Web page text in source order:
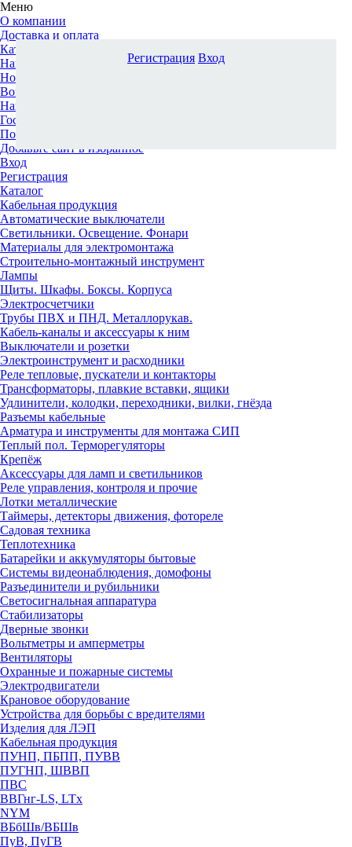
Меню
О компании
Доставка и оплата
Каталог
Наши офисы
Новости и новинки
Вопрос-ответ
Наша команда
Гос. заказчикам
Поставщикам
Добавьте сайт в избранное
Вход
Регистрация
Каталог
Кабельная продукция
Автоматические выключатели
Светильники. Освещение. Фонари
Материалы для электромонтажа
Строительно-монтажный инструмент
Лампы
Щиты. Шкафы. Боксы. Корпуса
Электросчетчики
Трубы ПВХ и ПНД. Металлорукав.
Кабель-каналы и аксессуары к ним
Выключатели и розетки
Электроинструмент и расходники
Реле тепловые, пускатели и контакторы
Трансформаторы, плавкие вставки, ящики
Удлинители, колодки, переходники, вилки, гнёзда
Разъемы кабельные
Арматура и инструменты для монтажа СИП
Теплый пол. Терморегуляторы
Крепёж
Аксессуары для ламп и светильников
Реле управления, контроля и прочие
Лотки металлические
Таймеры, детекторы движения, фотореле
Садовая техника
Теплотехника
Батарейки и аккумуляторы бытовые
Системы видеонаблюдения, домофоны
Разъединители и рубильники
Светосигнальная аппаратура
Стабилизаторы
Дверные звонки
Вольтметры и амперметры
Вентиляторы
Охранные и пожарные системы
Электродвигатели
Крановое оборудование
Устройства для борьбы с вредителями
Изделия для ЛЭП
Кабельная продукция
ПУНП, ПБПП, ПУВВ
ПУГНП, ШВВП
ПВС
ВВГнг-LS, LTx
NYM
ВБбШв/ВБШв
ПуВ, ПуГВ
Регистрация Вход